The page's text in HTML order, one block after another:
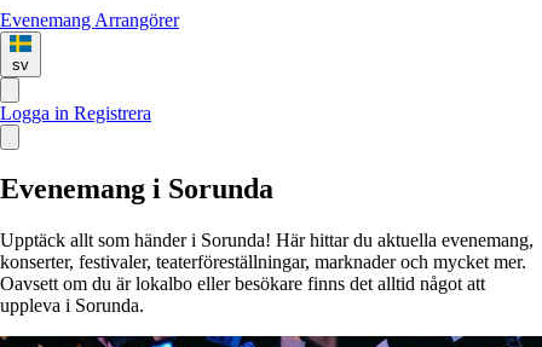
Evenemang Arrangörer
sv
Logga in Registrera
Evenemang i Sorunda
Upptäck allt som händer i Sorunda! Här hittar du aktuella evenemang,
konserter, festivaler, teaterföreställningar, marknader och mycket mer.
Oavsett om du är lokalbo eller besökare finns det alltid något att
uppleva i Sorunda.